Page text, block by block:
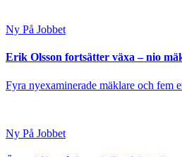
Ny På Jobbet
Erik Olsson fortsätter växa – nio
Fyra nyexaminerade mäklare och fem
Ny På Jobbet